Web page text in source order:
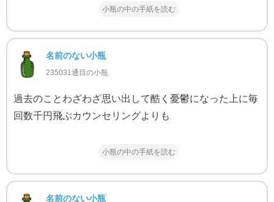
小瓶の中の手紙を読む
名前のない小瓶
235031通目の小瓶
過去のことわざわざ思い出して酷く憂鬱になった上に毎
回数千円飛ぶカウンセリングよりも
小瓶の中の手紙を読む
名前のない小瓶